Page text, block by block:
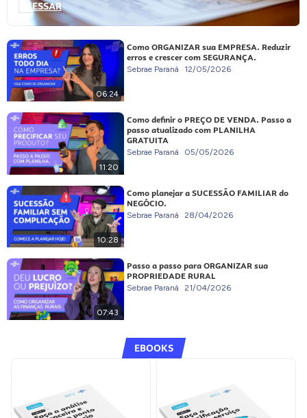
ACESSAR
06:24
Como ORGANIZAR sua EMPRESA. Reduzir
erros e crescer com SEGURANÇA.
Sebrae Paraná 12/05/2026
11:20
Como definir o PREÇO DE VENDA. Passo a
passo atualizado com PLANILHA
GRATUITA
Sebrae Paraná 05/05/2026
10:28
Como planejar a SUCESSÃO FAMILIAR do
NEGÓCIO.
Sebrae Paraná 28/04/2026
07:43
Passo a passo para ORGANIZAR sua
PROPRIEDADE RURAL
Sebrae Paraná 21/04/2026
EBOOKS